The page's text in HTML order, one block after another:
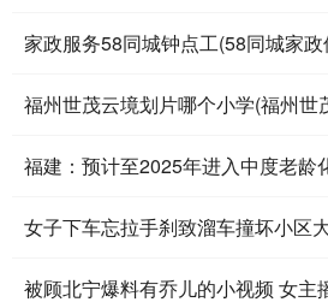
家政服务58同城钟点工(58同城家政
福州世茂云境划片哪个小学(福州世
福建：预计至2025年进入中度老龄
女子下车忘拉手刹致溜车撞坏小区
被顾北宁爆料有乔儿的小视频 女主